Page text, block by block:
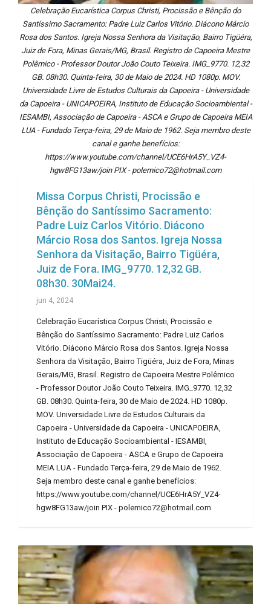
Celebração Eucarística Corpus Christi, Procissão e Bênção do
Santíssimo Sacramento: Padre Luiz Carlos Vitório. Diácono Márcio
Rosa dos Santos. Igreja Nossa Senhora da Visitação, Bairro Tigüéra,
Juiz de Fora, Minas Gerais/MG, Brasil. Registro de Capoeira Mestre
Polêmico - Professor Doutor João Couto Teixeira. IMG_9770. 12,32
GB. 08h30. Quinta-feira, 30 de Maio de 2024. HD 1080p. MOV.
Universidade Livre de Estudos Culturais da Capoeira - Universidade
da Capoeira - UNICAPOEIRA, Instituto de Educação Socioambiental -
IESAMBI, Associação de Capoeira - ASCA e Grupo de Capoeira MEIA
LUA - Fundado Terça-feira, 29 de Maio de 1962. Seja membro deste
canal e ganhe benefícios:
https://www.youtube.com/channel/UCE6HrA5Y_VZ4-
hgw8FG13aw/join PIX - polemico72@hotmail.com
Missa Corpus Christi, Procissão e
Bênção do Santíssimo Sacramento:
Padre Luiz Carlos Vitório. Diácono
Márcio Rosa dos Santos. Igreja Nossa
Senhora da Visitação, Bairro Tigüéra,
Juiz de Fora. IMG_9770. 12,32 GB.
08h30. 30Mai24.
jun 4, 2024
Celebração Eucarística Corpus Christi, Procissão e
Bênção do Santíssimo Sacramento: Padre Luiz Carlos
Vitório. Diácono Márcio Rosa dos Santos. Igreja Nossa
Senhora da Visitação, Bairro Tigüéra, Juiz de Fora, Minas
Gerais/MG, Brasil. Registro de Capoeira Mestre Polêmico
- Professor Doutor João Couto Teixeira. IMG_9770. 12,32
GB. 08h30. Quinta-feira, 30 de Maio de 2024. HD 1080p.
MOV. Universidade Livre de Estudos Culturais da
Capoeira - Universidade da Capoeira - UNICAPOEIRA,
Instituto de Educação Socioambiental - IESAMBI,
Associação de Capoeira - ASCA e Grupo de Capoeira
MEIA LUA - Fundado Terça-feira, 29 de Maio de 1962.
Seja membro deste canal e ganhe benefícios:
https://www.youtube.com/channel/UCE6HrA5Y_VZ4-
hgw8FG13aw/join PIX - polemico72@hotmail.com